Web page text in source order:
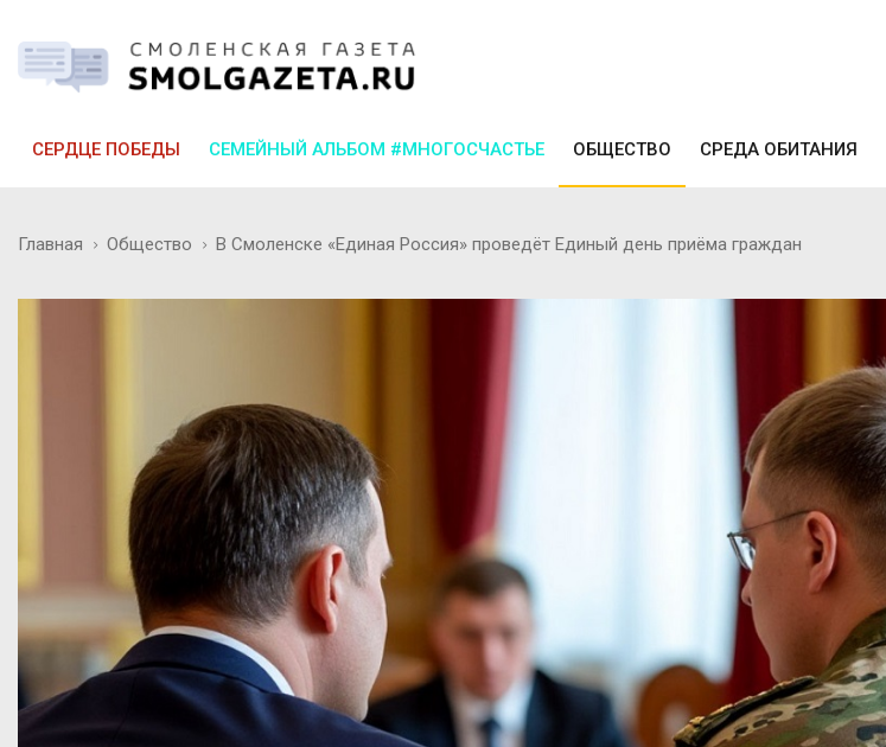
СЕРДЦЕ ПОБЕДЫ СЕМЕЙНЫЙ АЛЬБОМ #МНОГОСЧАСТЬЕ ОБЩЕСТВО СРЕДА ОБИТАНИЯ
Главная Общество В Смоленске «Единая Россия» проведёт Единый день приёма граждан